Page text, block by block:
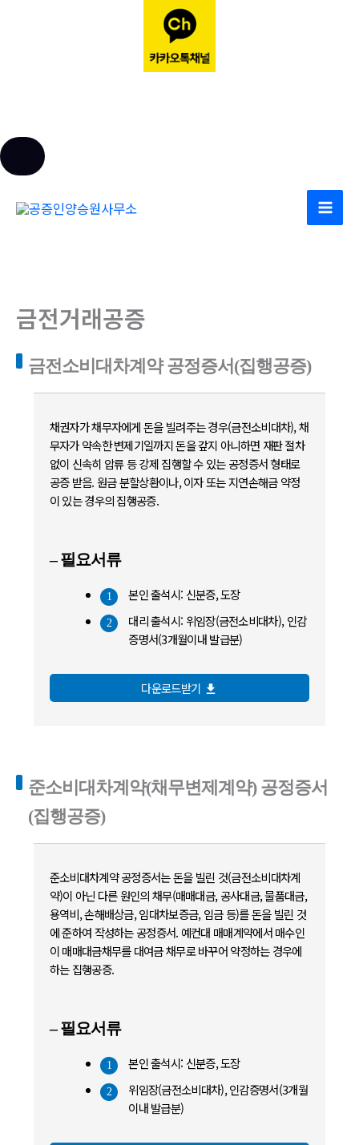
금전거래공증
금전소비대차계약 공정증서(집행공증)
채권자가 채무자에게 돈을 빌려주는 경우(금전소비대차), 채
무자가 약속한 변제기일까지 돈을 갚지 아니하면 재판 절차
없이 신속히 압류 등 강제 집행할 수 있는 공정증서 형태로
공증 받음. 원금 분할상환이나, 이자 또는 지연손해금 약정
이 있는 경우의 집행공증.
– 필요서류
1 본인 출석시: 신분증, 도장
2
대리 출석시: 위임장(금전소비대차), 인감
증명서(3개월이내 발급분)
다운로드받기 file_download
준소비대차계약(채무변제계약) 공정증서
(집행공증)
준소비대차계약 공정증서는 돈을 빌린 것(금전소비대차계
약)이 아닌 다른 원인의 채무(매매대금, 공사대금, 물품대금,
용역비, 손해배상금, 임대차보증금, 임금 등)를 돈을 빌린 것
에 준하여 작성하는 공정증서. 예컨대 매매계약에서 매수인
이 매매대금채무를 대여금 채무로 바꾸어 약정하는 경우에
하는 집행공증.
– 필요서류
1 본인 출석시: 신분증, 도장
2
위임장(금전소비대차), 인감증명서(3개월
이내 발급분)